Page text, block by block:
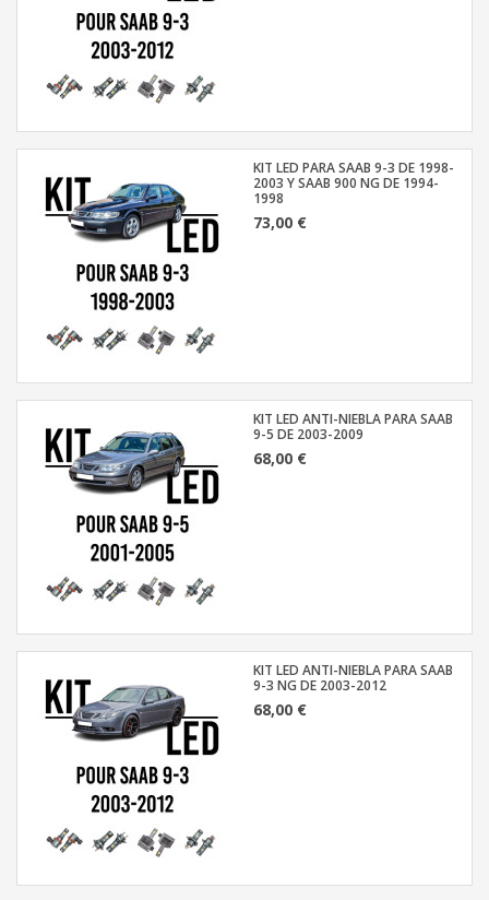
KIT LED PARA SAAB 9-3 DE 1998-
2003 Y SAAB 900 NG DE 1994-
1998
73,00 €
KIT LED ANTI-NIEBLA PARA SAAB
9-5 DE 2003-2009
68,00 €
KIT LED ANTI-NIEBLA PARA SAAB
9-3 NG DE 2003-2012
68,00 €